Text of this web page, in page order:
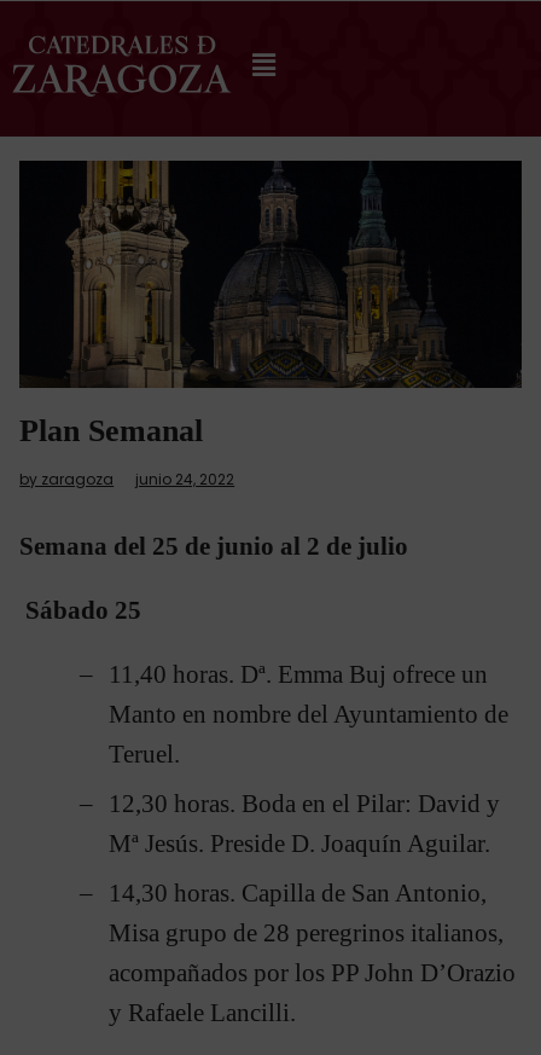
Plan Semanal
by zaragoza junio 24, 2022
Semana del 25 de junio al 2 de julio
Sábado 25
11,40 horas. Dª. Emma Buj ofrece un
Manto en nombre del Ayuntamiento de
Teruel.
12,30 horas. Boda en el Pilar: David y
Mª Jesús. Preside D. Joaquín Aguilar.
14,30 horas. Capilla de San Antonio,
Misa grupo de 28 peregrinos italianos,
acompañados por los PP John D’Orazio
y Rafaele Lancilli.